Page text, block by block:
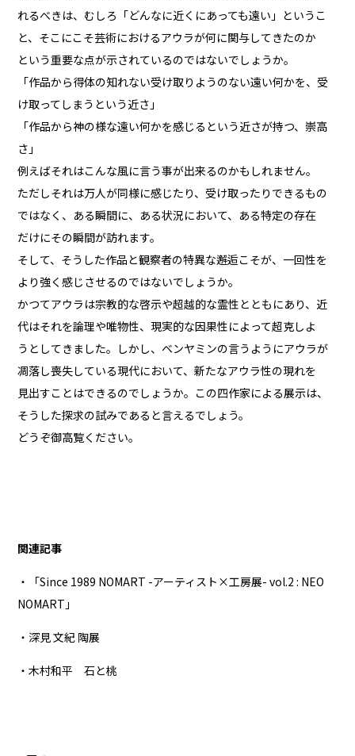
れるべきは、むしろ「どんなに近くにあっても遠い」というこ
と、そこにこそ芸術におけるアウラが何に関与してきたのか
という重要な点が示されているのではないでしょうか。
「作品から得体の知れない受け取りようのない遠い何かを、受
け取ってしまうという近さ」
「作品から神の様な遠い何かを感じるという近さが持つ、崇高
さ」
例えばそれはこんな風に言う事が出来るのかもしれません。
ただしそれは万人が同様に感じたり、受け取ったりできるもの
ではなく、ある瞬間に、ある状況において、ある特定の存在
だけにその瞬間が訪れます。
そして、そうした作品と観察者の特異な邂逅こそが、一回性を
より強く感じさせるのではないでしょうか。
かつてアウラは宗教的な啓示や超越的な霊性とともにあり、近
代はそれを論理や唯物性、現実的な因果性によって超克しよ
うとしてきました。しかし、ベンヤミンの言うようにアウラが
凋落し喪失している現代において、新たなアウラ性の現れを
見出すことはできるのでしょうか。この四作家による展示は、
そうした探求の試みであると言えるでしょう。
どうぞ御高覧ください。
関連記事
・「Since 1989 NOMART -アーティスト×工房展- vol.2 : NEO
NOMART」
・深見 文紀 陶展
・木村和平 石と桃